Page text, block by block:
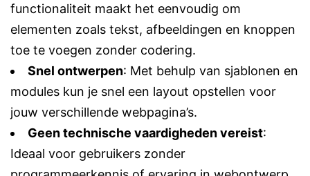
functionaliteit maakt het eenvoudig om
elementen zoals tekst, afbeeldingen en knoppen
toe te voegen zonder codering.
Snel ontwerpen: Met behulp van sjablonen en
modules kun je snel een layout opstellen voor
jouw verschillende webpagina’s.
Geen technische vaardigheden vereist:
Ideaal voor gebruikers zonder